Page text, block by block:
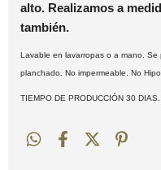
alto. Realizamos a
también.
Lavable en lavarropas o a mano.
planchado. No impermeable. No
TIEMPO DE PRODUCCIÓN 30 DIAS.